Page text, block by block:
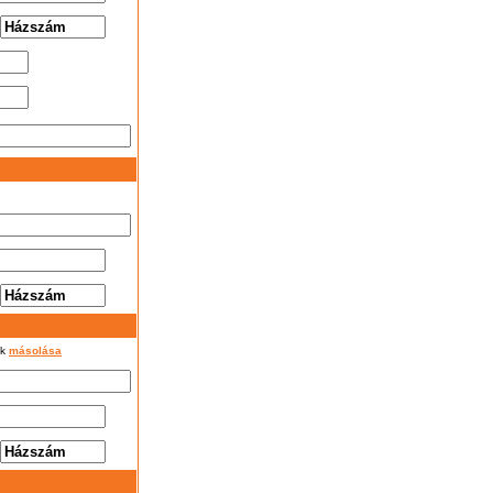
másolása